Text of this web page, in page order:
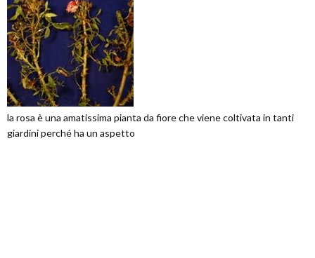
la rosa è una amatissima pianta da fiore che viene coltivata in tanti
giardini perché ha un aspetto